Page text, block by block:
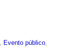
Evento público